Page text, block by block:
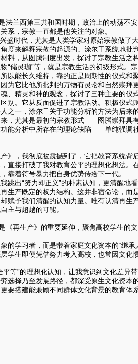
兰西第三共和国时期，政治上的动荡不
系，宗教一直都是他关注的对象。
时代，尤其是人类学家对原始宗教做了
度来解释宗教的起源的。涂尔干系统地批
料，从图腾制度出发，探讨了宗教生活
“储灵珈”等，就是宗教生活的初级形式
以能长久维持，靠的正是周期性的仪式和聚
为它比他所批判的万物有灵论和自然崇
、精灵和神的观念，探讨了三种主要的
别。它从反面促进了宗教活动。积极仪式
之一，涂尔干关于功能分析的方法为后来
，尤其是最初的宗教形式——图腾崇拜具
功能分析中所存在的理论缺陷——单纯强调
，我彻底被震撼到了，它把教育系统背
直接打破了我对教育公平的理想化想法
靠着符号暴力把自身优势传给下一代。
跳出“努力即正义”的朴素认知，更清醒地
生产既定的权力结构。这并非宿命论，而
赋予我们清醒的认知力量。唯有认清再
主与超越的可能。
再生产》的重要延伸，聚焦高校学生的
的学习者，而是带着家庭文化资本的“继
学生即便凭借努力考入高校，也常因文
平等”的理想化认知，让我意识到文化差
选择乃至发展路径，都深受原生文化资
要搭建能兼顾不同群体文化背景的教育体